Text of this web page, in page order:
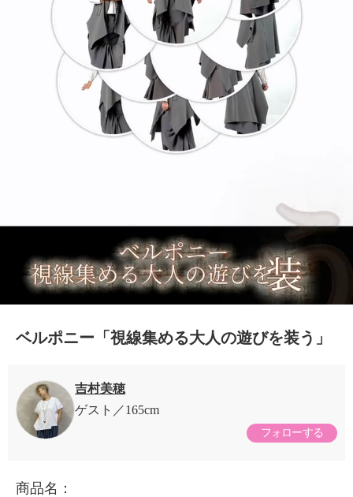
ベルポニー「視線集める大人の遊びを装う」
吉村美穂
ゲスト
165cm
フォローする
商品名：